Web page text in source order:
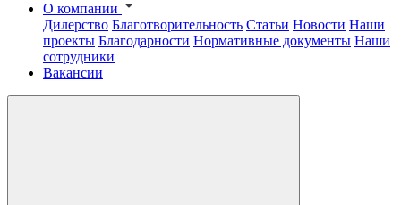
О компании
Дилерство Благотворительность Статьи Новости Наши
проекты Благодарности Нормативные документы Наши
сотрудники
Вакансии